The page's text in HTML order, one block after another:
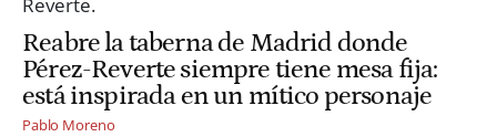
Reabre la taberna de Madrid donde
Pérez-Reverte siempre tiene mesa fija:
está inspirada en un mítico personaje
Pablo Moreno